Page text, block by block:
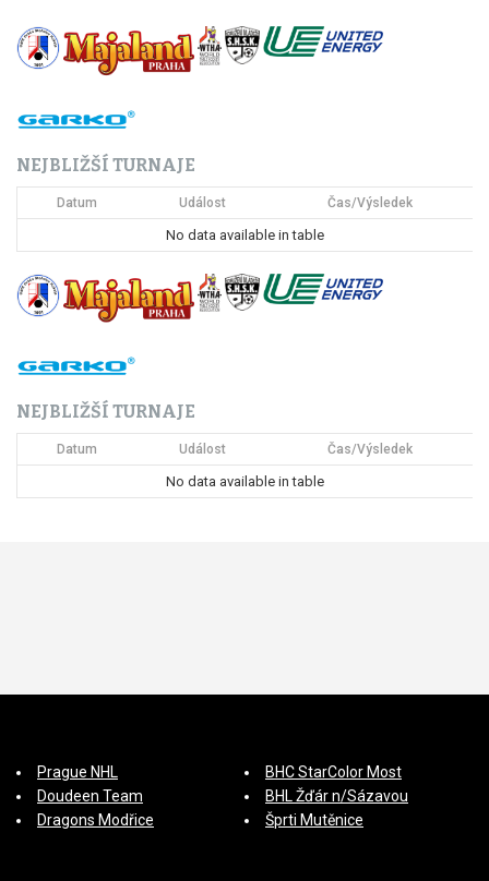
g
c
e
p
r
o
ř
í
s
p
NEJBLIŽŠÍ TURNAJE
Datum Událost Čas/Výsledek
No data available in table
NEJBLIŽŠÍ TURNAJE
Datum Událost Čas/Výsledek
No data available in table
BHC StarColor Most
BHL Žďár n/Sázavou
Šprti Mutěnice
Prague NHL
Doudeen Team
Dragons Modřice